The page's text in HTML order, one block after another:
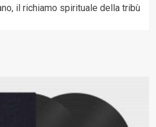
il richiamo spirituale della tribù